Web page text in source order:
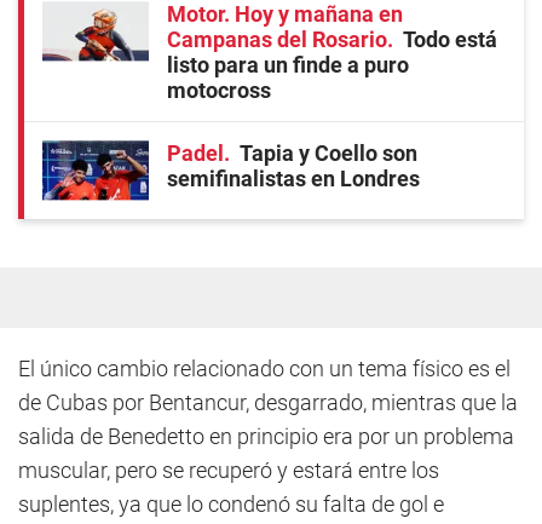
Motor. Hoy y mañana en
Campanas del Rosario
Todo está
listo para un finde a puro
motocross
Padel
Tapia y Coello son
semifinalistas en Londres
El único cambio relacionado con un tema físico es el
de Cubas por Bentancur, desgarrado, mientras que la
salida de Benedetto en principio era por un problema
muscular, pero se recuperó y estará entre los
suplentes, ya que lo condenó su falta de gol e